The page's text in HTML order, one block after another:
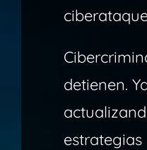
detienen.
estrategias